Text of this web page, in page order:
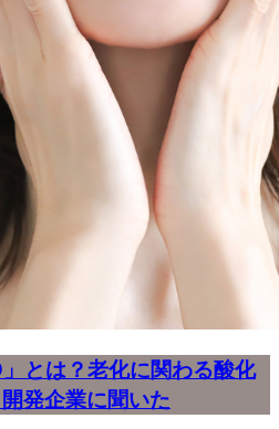
とは？老化に関わる酸化
発企業に聞いた